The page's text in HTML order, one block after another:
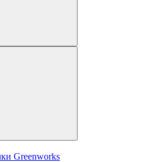
Greenworks